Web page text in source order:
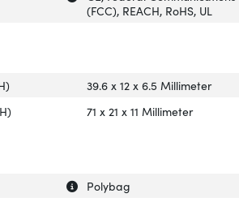
(FCC), REACH, RoHS, UL
39.6 x 12 x 6.5 Millimeter
71 x 21 x 11 Millimeter
Uitleg over 'Type verpakking'
Verberg uitleg over 'Type
Polybag